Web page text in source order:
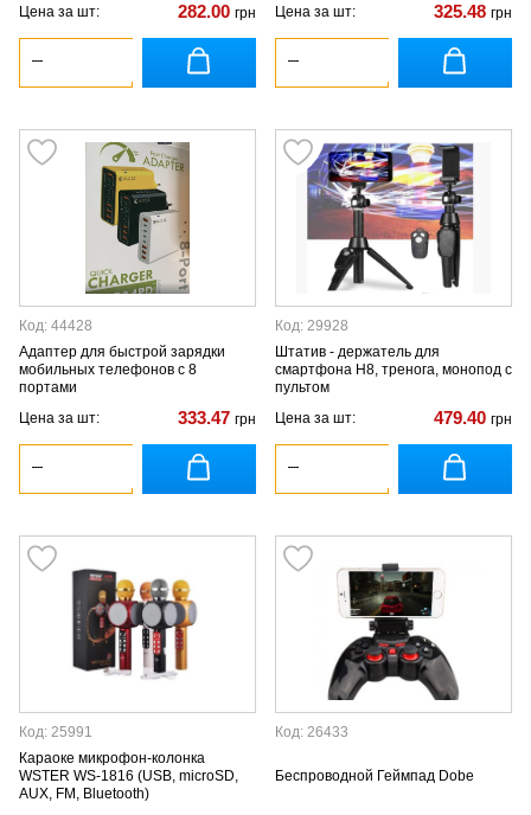
Цена за шт: 282.00 грн Цена за шт: 325.48 грн
Код: 44428
Адаптер для быстрой зарядки
мобильных телефонов с 8
портами
Цена за шт:
333.47 грн
Код: 29928
Штатив - держатель для
смартфона Н8, тренога, монопод с
пультом
Цена за шт:
479.40 грн
Код: 25991
Караоке микрофон-колонка
WSTER WS-1816 (USB, microSD,
AUX, FM, Bluetooth)
Код: 26433
Беспроводной Геймпад Dobe